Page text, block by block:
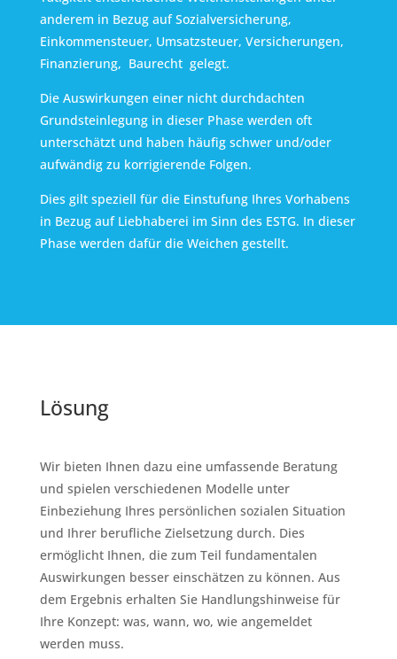
anderem in Bezug auf Sozialversicherung,
Einkommensteuer, Umsatzsteuer, Versicherungen,
Finanzierung, Baurecht gelegt.
Die Auswirkungen einer nicht durchdachten
Grundsteinlegung in dieser Phase werden oft
unterschätzt und haben häufig schwer und/oder
aufwändig zu korrigierende Folgen.
Dies gilt speziell für die Einstufung Ihres Vorhabens
in Bezug auf Liebhaberei im Sinn des ESTG. In dieser
Phase werden dafür die Weichen gestellt.
Lösung
Wir bieten Ihnen dazu eine umfassende Beratung
und spielen verschiedenen Modelle unter
Einbeziehung Ihres persönlichen sozialen Situation
und Ihrer berufliche Zielsetzung durch. Dies
ermöglicht Ihnen, die zum Teil fundamentalen
Auswirkungen besser einschätzen zu können. Aus
dem Ergebnis erhalten Sie Handlungshinweise für
Ihre Konzept: was, wann, wo, wie angemeldet
werden muss.